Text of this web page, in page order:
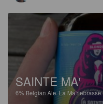
SAINTE MA'
6% Belgian Ale. La Ma'riebrasse.